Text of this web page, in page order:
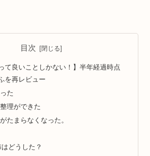
目次
て良いことしかない！】半年経過時点
を再レビュー
た
理ができた
たまらなくなった。
どうした？